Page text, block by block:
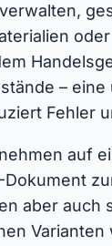
–
Fehler
auf
aber auch